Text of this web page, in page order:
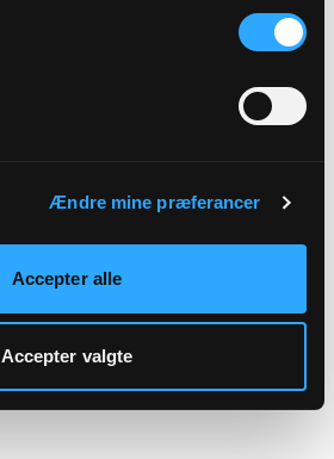
Ændre mine præferancer
Accepter alle
Accepter valgte